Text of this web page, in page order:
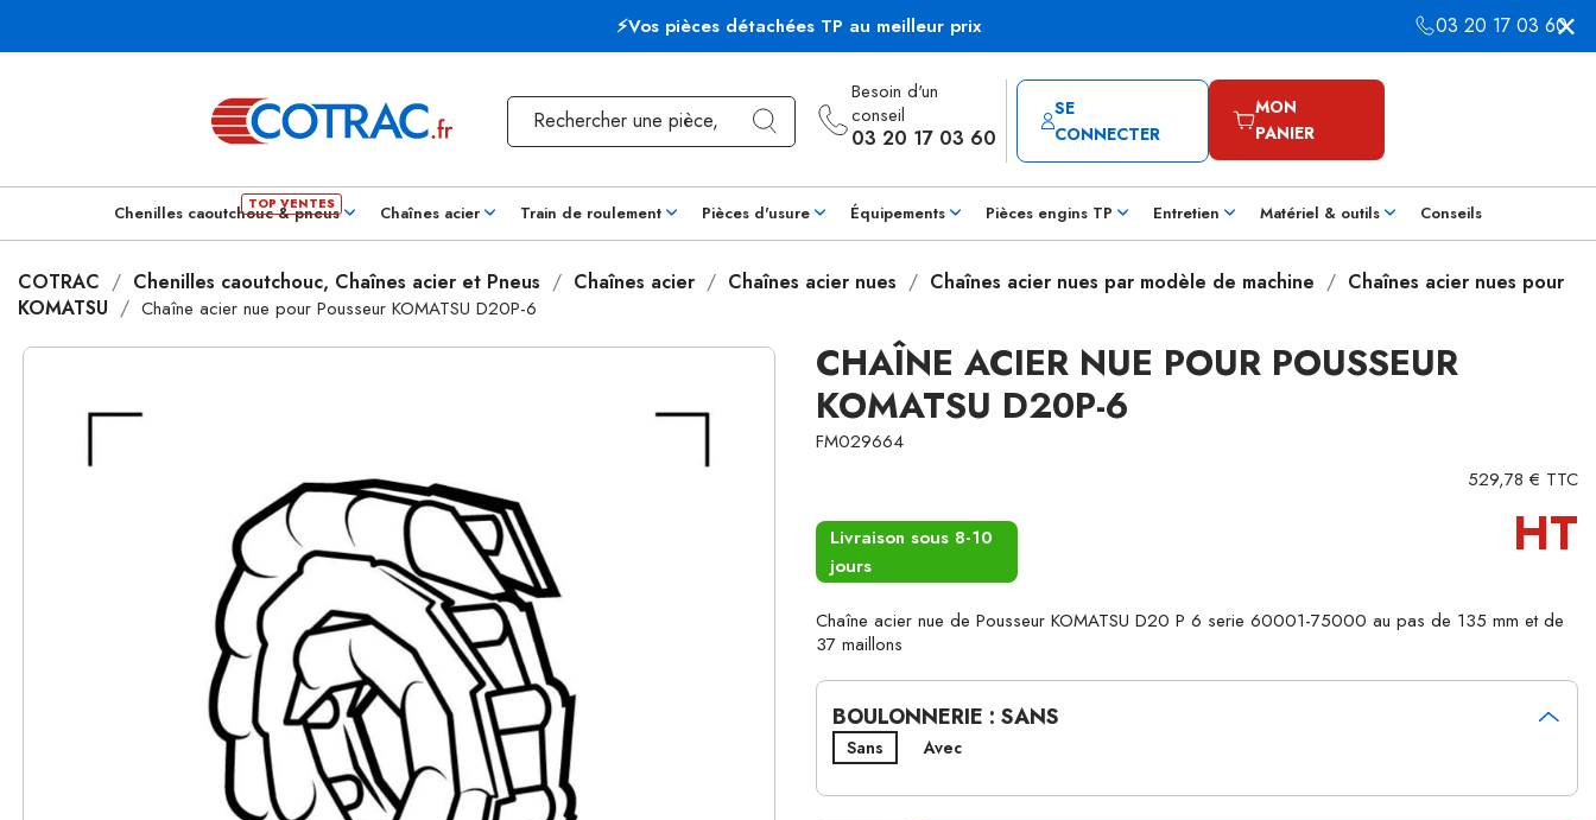
⚡Vos pièces détachées TP au meilleur prix 03 20 17 03 60
Besoin d'un
conseil
03 20 17 03 60
SE
CONNECTER
MON
PANIER
Chenilles caoutchouc & pneus Chaînes acier Train de roulement Pièces d'usure Équipements Pièces engins TP Entretien Matériel & outils Conseils
COTRAC Chenilles caoutchouc, Chaînes acier et Pneus Chaînes acier Chaînes acier nues Chaînes acier nues par modèle de machine
Chaînes acier nues pour
KOMATSU
Chaîne acier nue pour Pousseur KOMATSU D20P-6
CHAÎNE ACIER NUE POUR POUSSEUR
KOMATSU D20P-6
FM029664
529,78 € TTC
Livraison sous 8-10
jours
HT
Chaîne acier nue de Pousseur KOMATSU D20 P 6 serie 60001-75000 au pas de 135 mm et de
37 maillons
BOULONNERIE : SANS
Sans Avec